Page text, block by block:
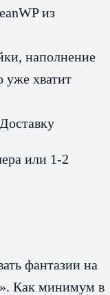
из
наполнение
уже хватит
или 1-2
фантазии на
Как минимум в